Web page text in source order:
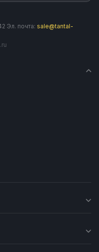
Эл. почта: sale@tantal-